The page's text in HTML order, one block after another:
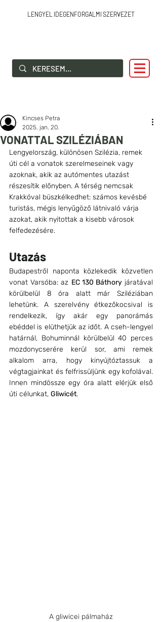
LENGYEL IDEGENFORGALMI SZERVEZET
SZIA LENGYELORSZÁG!
VONATTAL SZILÉZIÁBAN
Kincses Petra
2025. jan. 20.
Lengyelország, különösen Szilézia, remek
úti cél a vonatok szerelmeseinek vagy
azoknak, akik az autómentes utazást
részesítik előnyben. A térség nemcsak
Krakkóval büszkélkedhet: számos kevésbé
turistás, mégis lenyűgöző látnivaló várja
azokat, akik nyitottak a kisebb városok
felfedezésére.
Utazás
Budapestről naponta közlekedik közvetlen
vonat Varsóba: az EC 130 Báthory járatával
körülbelül 8 óra alatt már Sziléziában
lehetünk. A szerelvény étkezőkocsival is
rendelkezik, így akár egy panorámás
ebéddel is elüthetjük az időt. A cseh-lengyel
határnál, Bohuminnál körülbelül 40 perces
mozdonycserére kerül sor, ami remek
alkalom arra, hogy kinyújtóztassuk a
végtagjainkat és felfrissüljünk egy kofolával.
Innen mindössze egy óra alatt elérjük első
úti célunkat, Gliwicét.
A gliwicei pálmaház